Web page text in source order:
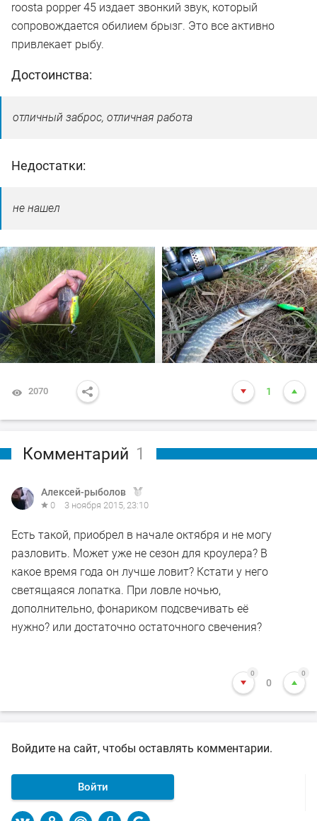
roosta popper 45 издает звонкий звук, который
сопровождается обилием брызг. Это все активно
привлекает рыбу.
Достоинства:
отличный заброс, отличная работа
Недостатки:
не нашел
2070 1
Комментарий 1
Алексей-рыболов
0 3 ноября 2015, 23:10
Есть такой, приобрел в начале октября и не могу
разловить. Может уже не сезон для кроулера? В
какое время года он лучше ловит? Кстати у него
светящаяся лопатка. При ловле ночью,
дополнительно, фонариком подсвечивать её
нужно? или достаточно остаточного свечения?
0
0
0
Войдите на сайт, чтобы оставлять комментарии.
Войти